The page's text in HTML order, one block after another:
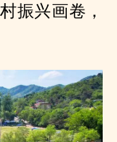
振兴画卷，